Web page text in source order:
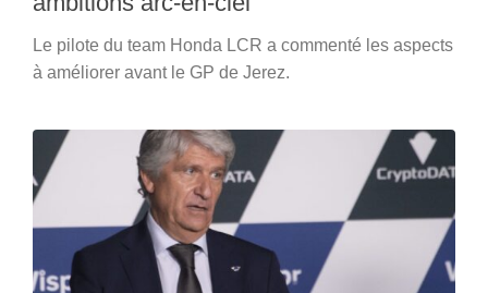
Le pilote du team Honda LCR a commenté les aspects
à améliorer avant le GP de Jerez.